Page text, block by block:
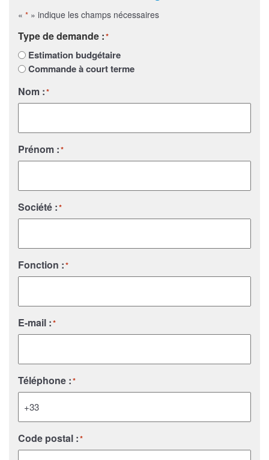
« * » indique les champs nécessaires
Type de demande :*
Estimation budgétaire
Commande à court terme
Nom :*
Prénom :*
Société :*
Fonction :*
E-mail :*
Téléphone :*
Code postal :*